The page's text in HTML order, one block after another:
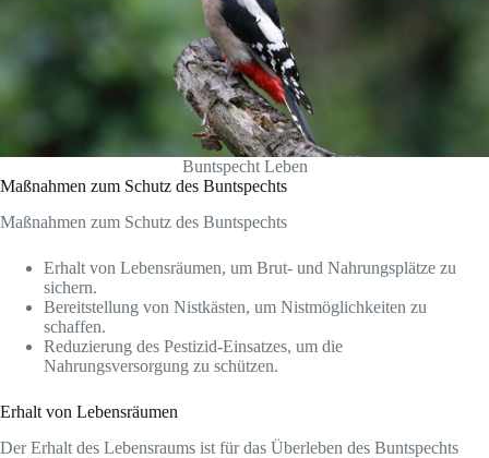
Buntspecht Leben
Maßnahmen zum Schutz des Buntspechts
Maßnahmen zum Schutz des Buntspechts
Erhalt von Lebensräumen, um Brut- und Nahrungsplätze zu
sichern.
Bereitstellung von Nistkästen, um Nistmöglichkeiten zu
schaffen.
Reduzierung des Pestizid-Einsatzes, um die
Nahrungsversorgung zu schützen.
Erhalt von Lebensräumen
Der Erhalt des Lebensraums ist für das Überleben des Buntspechts